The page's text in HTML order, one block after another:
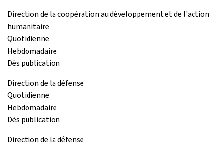
Direction de la coopération au développement et de l'action
humanitaire
Quotidienne
Hebdomadaire
Dès publication
Direction de la défense
Quotidienne
Hebdomadaire
Dès publication
Direction de la défense